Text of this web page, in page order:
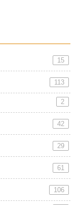
15
113
2
42
29
61
106